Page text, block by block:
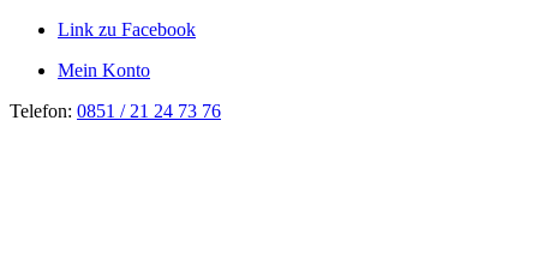
Link zu Facebook
Mein Konto
Telefon: 0851 / 21 24 73 76